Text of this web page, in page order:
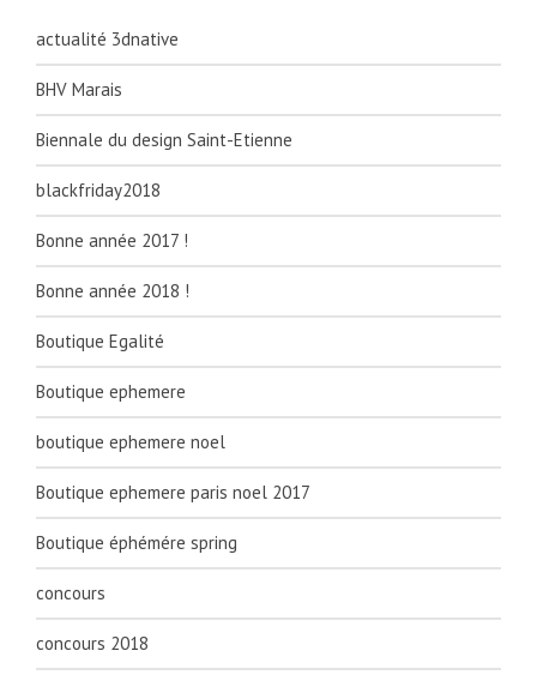
actualité 3dnative
BHV Marais
Biennale du design Saint-Etienne
blackfriday2018
Bonne année 2017 !
Bonne année 2018 !
Boutique Egalité
Boutique ephemere
boutique ephemere noel
Boutique ephemere paris noel 2017
Boutique éphémére spring
concours
concours 2018